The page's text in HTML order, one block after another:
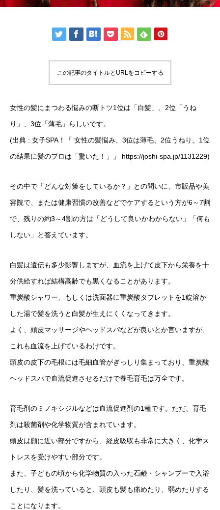
この記事のタイトルとURLをコピーする
女性の髪にまつわる悩みの断トツ1位は「白髪」、2位「うね
り」、3位「薄毛」らしいです。
(出典 : 女子SPA！「 女性の髪悩み、3位は薄毛、2位うねり。1位
の結果に髪のプロは「驚いた！」」 https://joshi-spa.jp/1131229)
その中で「どんな対策をしているか？」との問いに、市販品や美
容院で、または健康習慣の改善などでケアするという方が6～7割
で、残りの約3～4割の方は「どうして良いかわからない」「何も
しない」と答えています。
白髪は遺伝も多少影響しますが、血流を上げて皮下から栄養を十
分供給すれば結構高齢でも黒くなることがあります。
重炭酸シャワー、もしくは洗面器に重炭酸タブレットを1錠溶か
した湯で髪を洗うと白髪が生えにくくなってきます。
よく、頭皮マッサージやヘッドスパなどが良いとか言いますが、
これも血流を上げているわけです。
頭皮の皮下の毛根には毛細血管がぎっしり集まっており、重炭酸
ヘッドスパで血流促進させるだけで養毛育毛は万全です。
育毛剤のミノキシジルなどは血流促進剤の1種です。ただ、育毛
剤は殺菌剤や化学物質が含まれています。
頭皮は顔に近い部分ですから、経皮吸収も非常に大きく、化学ス
トレスを受けやすい部分です。
また、子どもの頃から化学物質の入った石鹸・シャンプーで入浴
したり、髪を洗っていると、頭皮も髪も痛めたり、弱めたりする
ことになります。